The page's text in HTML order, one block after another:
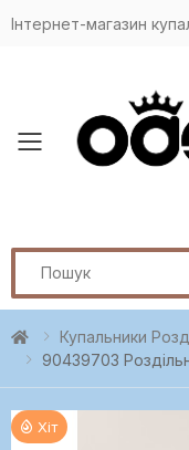
Інтернет-магазин
Toggle
Search
Купальники
90439703
Хіт